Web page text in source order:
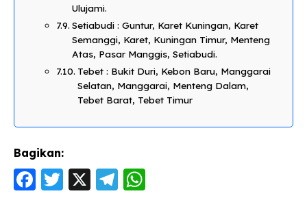
Ulujami.
Setiabudi : Guntur, Karet Kuningan, Karet
Semanggi, Karet, Kuningan Timur, Menteng
Atas, Pasar Manggis, Setiabudi.
Tebet : Bukit Duri, Kebon Baru, Manggarai
Selatan, Manggarai, Menteng Dalam,
Tebet Barat, Tebet Timur
Bagikan:
F
T
X
T